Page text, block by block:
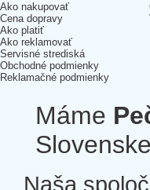
Ako nakupovať
Cena dopravy
Ako platiť
Ako reklamovať
Servisné strediská
Obchodné podmienky
Reklamačné podmienky
Máme
Naša